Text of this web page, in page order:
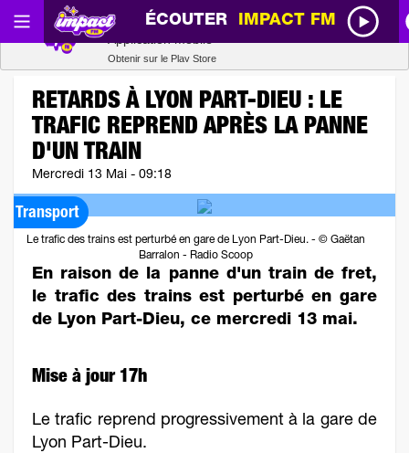
ÉCOUTER IMPACT FM
RETARDS À LYON PART-DIEU : LE
TRAFIC REPREND APRÈS LA PANNE
D'UN TRAIN
Mercredi 13 Mai - 09:18
Transport
Le trafic des trains est perturbé en gare de Lyon Part-Dieu. - © Gaëtan
Barralon - Radio Scoop
En raison de la panne d'un train de fret,
le trafic des trains est perturbé en gare
de Lyon Part-Dieu, ce mercredi 13 mai.
Mise à jour 17h
Le trafic reprend progressivement à la gare de
Lyon Part-Dieu.
Radio SCOOP
Obtenir sur le Play Store
Télécharger